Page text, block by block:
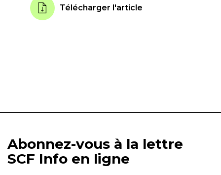
Télécharger l'article
Abonnez-vous à la lettre
SCF Info en ligne